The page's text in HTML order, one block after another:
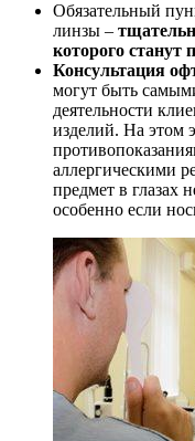
Обязательный
линзы –
которого станут
Консультация
могут быть
деятельности
изделий. На этом
аллергическими
предмет в глазах
особенно если